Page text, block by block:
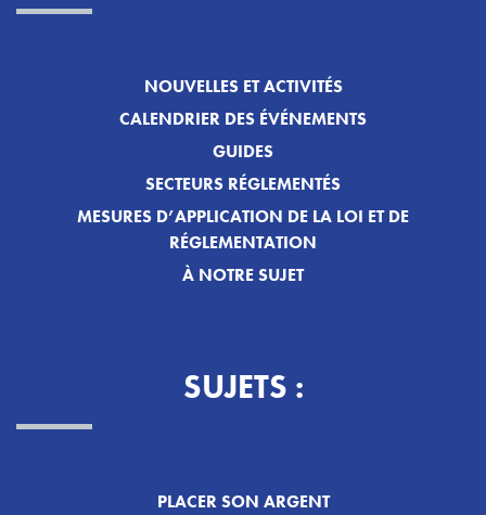
NOUVELLES ET ACTIVITÉS
CALENDRIER DES ÉVÉNEMENTS
GUIDES
SECTEURS RÉGLEMENTÉS
MESURES D’APPLICATION DE LA LOI ET DE
RÉGLEMENTATION
À NOTRE SUJET
SUJETS :
PLACER SON ARGENT